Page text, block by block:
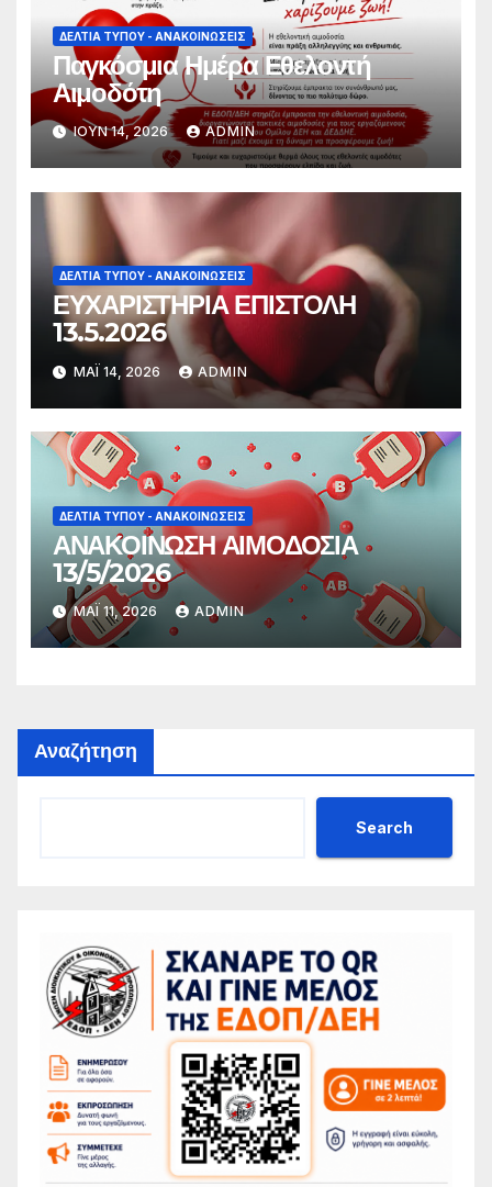
ΔΕΛΤΊΑ ΤΎΠΟΥ - ΑΝΑΚΟΙΝΏΣΕΙΣ
Παγκόσμια Ημέρα Εθελοντή
Αιμοδότη
ΙΟΎΝ 14, 2026 ADMIN
ΔΕΛΤΊΑ ΤΎΠΟΥ - ΑΝΑΚΟΙΝΏΣΕΙΣ
ΕΥΧΑΡΙΣΤΗΡΙΑ ΕΠΙΣΤΟΛΗ
13.5.2026
ΜΆΙ 14, 2026 ADMIN
ΔΕΛΤΊΑ ΤΎΠΟΥ - ΑΝΑΚΟΙΝΏΣΕΙΣ
ΑΝΑΚΟΙΝΩΣΗ ΑΙΜΟΔΟΣΙΑ
13/5/2026
ΜΆΙ 11, 2026 ADMIN
Αναζήτηση
Search